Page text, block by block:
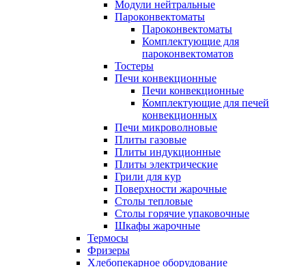
Модули нейтральные
Пароконвектоматы
Пароконвектоматы
Комплектующие для
пароконвектоматов
Тостеры
Печи конвекционные
Печи конвекционные
Комплектующие для печей
конвекционных
Печи микроволновые
Плиты газовые
Плиты индукционные
Плиты электрические
Грили для кур
Поверхности жарочные
Столы тепловые
Столы горячие упаковочные
Шкафы жарочные
Термосы
Фризеры
Хлебопекарное оборудование